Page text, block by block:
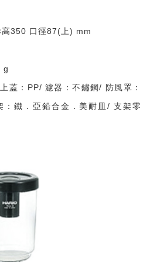
350 口徑87(上) mm
g
蓋：PP/ 濾器：不鏽鋼/ 防風罩：
鐵．亞鉛合金．美耐皿/ 支架零